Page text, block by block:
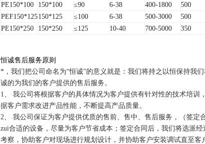
PE150*100
150*100 ≤90 6-38 400-1800 500
PEF150*125150*125 ≤100 6-38 500-3000 500
PE150*250
150*250 ≤125 10-40 700-5000 350
恒诚售后服务原则
*，我们把公司命名为“恒诚”的意义就是：我们将持之以恒保持我
诚的为我们的客户提供的售后服务。
1、 我公司将根据客户的具体情况为客户提供有针对性的技术培训
据客户需求改进产品性能，不断提高产品质量。
2、 我公司保证为客户提供优质的售前、售中、售后服务，（签定
zui合适的设备，尽量为客户节省成本；签定合同后，我们将选派
考察，协助客户对现场进行规划设计，并协助客户安装调试直至客